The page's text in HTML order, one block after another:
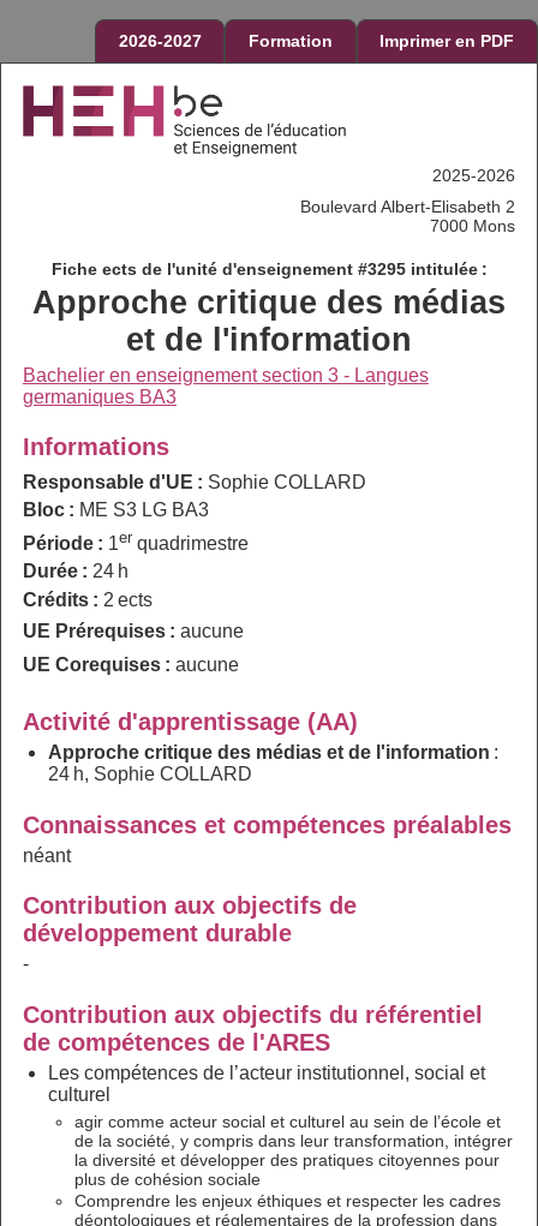
2026-2027 Formation Imprimer en PDF
2025-2026
Boulevard Albert-Elisabeth 2
7000 Mons
Fiche ects de l'unité d'enseignement #3295 intitulée :
Approche critique des médias
et de l'information
Bachelier en enseignement section 3 - Langues
germaniques BA3
Informations
Responsable d'UE : Sophie COLLARD
Bloc : ME S3 LG BA3
Période : 1er quadrimestre
Durée : 24 h
Crédits : 2 ects
UE Prérequises : aucune
UE Corequises : aucune
Activité d'apprentissage (AA)
Approche critique des médias et de l'information :
24 h, Sophie COLLARD
Connaissances et compétences préalables
néant
Contribution aux objectifs de
développement durable
-
Contribution aux objectifs du référentiel
de compétences de l'ARES
Les compétences de l’acteur institutionnel, social et
culturel
agir comme acteur social et culturel au sein de l’école et
de la société, y compris dans leur transformation, intégrer
la diversité et développer des pratiques citoyennes pour
plus de cohésion sociale
Comprendre les enjeux éthiques et respecter les cadres
déontologiques et réglementaires de la profession dans